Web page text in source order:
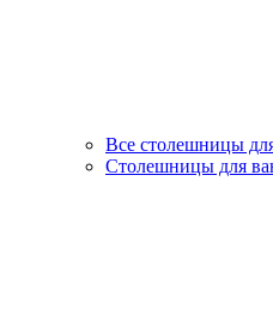
Все столешницы
Столешницы для